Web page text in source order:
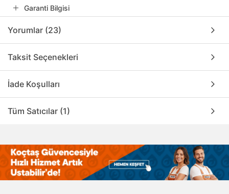
Garanti Bilgisi
Yorumlar (23)
Taksit Seçenekleri
İade Koşulları
Tüm Satıcılar (1)